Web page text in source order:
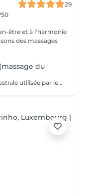
29
être et à l'harmonie
des massages
du
Le Chi Nei Tzang est une technique ancestrale utilisée par les moines taoïstes de la Chine qui signifie «travail de l'énergie des organes internes». Selon les taoïstes, chaque organe est lié à une émotion : la colère au foie, la peur aux reins. Notre ventre porte en lui les traces laissées par tous nos traumatismes et nos secrets les plus intimes. L'obstruction des organes internes bloque la libre circulation de l'énergie vitale, le Chi. Le massage agit en profondeur sur les viscères, les émotions et tous les systèmes vitaux du corps. Déroulement de la séance: Pendant le soin vous êtes allongés sur le dos : le torse et le ventre nus, le bas du ventre et les jambes sont couverts ainsi que la poitrine chez les femmes. Pendant la séance vous portez un masque sur les yeux pour pouvoir vous détendre complètement. Mais vous restez attentifs à vos sensations ! À tout moment, si quelque chose vous inquiète ou vous dérange, (certains points de l'intestin peuvent être sensibles !) n'hésitez pas me signaler. Lors de massage j'utilise de l'huile de sésame ou d'amande douce. Aux certains moments lors de soin je prononce «six sons de guérison» qui possèdent un potentiel vibratoire qui participe du nettoyage des organes. Des pressions souples et profondes, appliquées directement sur les organes ou sur des points réflexes, permettent aux énergies ou aux émotions prisonnières, de se libérer. Le massage se termine par le drainage lymphatique et l'équilibrage des pouls.